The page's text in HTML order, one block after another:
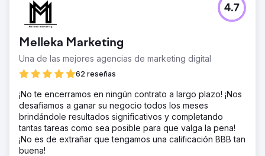
Melleka Marketing
Una de las mejores agencias de marketing digital
62 reseñas
4.7
¡No te encerramos en ningún contrato a largo plazo! ¡Nos
desafiamos a ganar su negocio todos los meses
brindándole resultados significativos y completando
tantas tareas como sea posible para que valga la pena!
¡No es de extrañar que tengamos una calificación BBB tan
buena!